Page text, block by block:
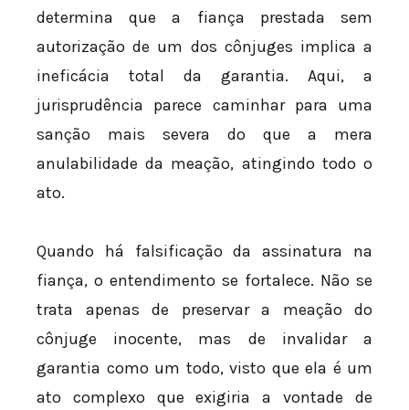
determina que a fiança prestada sem
autorização de um dos cônjuges implica a
ineficácia total da garantia. Aqui, a
jurisprudência parece caminhar para uma
sanção mais severa do que a mera
anulabilidade da meação, atingindo todo o
ato.
Quando há falsificação da assinatura na
fiança, o entendimento se fortalece. Não se
trata apenas de preservar a meação do
cônjuge inocente, mas de invalidar a
garantia como um todo, visto que ela é um
ato complexo que exigiria a vontade de